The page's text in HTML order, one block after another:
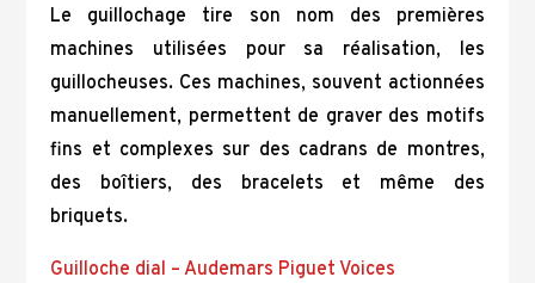
Le guillochage tire son nom des premières
machines utilisées pour sa réalisation, les
guillocheuses. Ces machines, souvent actionnées
manuellement, permettent de graver des motifs
fins et complexes sur des cadrans de montres,
des boîtiers, des bracelets et même des
briquets.
Guilloche dial – Audemars Piguet Voices